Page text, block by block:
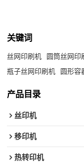
关键词
丝网印刷机 圆筒丝网印
瓶子丝网印刷机 圆形容
产品目录
丝印机
移印机
热转印机